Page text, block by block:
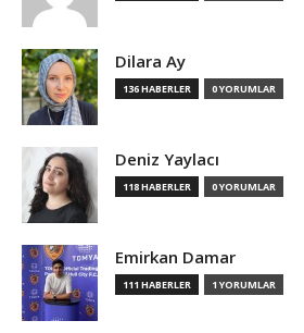
Dilara Ay
136 HABERLER 0 YORUMLAR
Deniz Yaylacı
118 HABERLER 0 YORUMLAR
Emirkan Damar
111 HABERLER 1 YORUMLAR